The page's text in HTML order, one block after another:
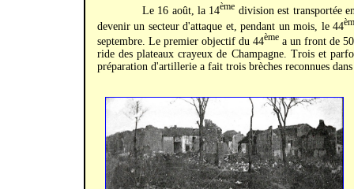
Le 16 août, la 14ème division est transportée
devenir un secteur d'attaque et, pendant un mois, le 44
septembre. Le premier objectif du 44ème a un front de
ride des plateaux crayeux de Champagne. Trois et
préparation d'artillerie a fait trois brèches reconnues